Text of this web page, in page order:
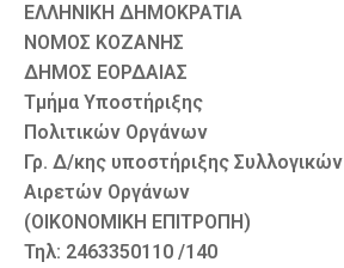
ΕΛΛΗΝΙΚΗ ΔΗΜΟΚΡΑΤΙΑ
ΝΟΜΟΣ ΚΟΖΑΝΗΣ
ΔΗΜΟΣ ΕΟΡΔΑΙΑΣ
Τμήμα Υποστήριξης
Πολιτικών Οργάνων
Γρ. Δ/κης υποστήριξης Συλλογικών
Αιρετών Οργάνων
(ΟΙΚΟΝΟΜΙΚΗ ΕΠΙΤΡΟΠΗ)
Τηλ: 2463350110 /140